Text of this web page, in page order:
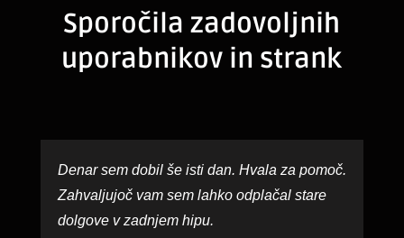
Sporočila zadovoljnih
uporabnikov in strank
Denar sem dobil še isti dan. Hvala za pomoč.
Zahvaljujoč vam sem lahko odplačal stare
dolgove v zadnjem hipu.